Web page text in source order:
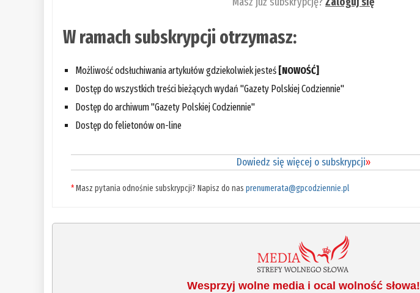
W ramach subskrypcji otrzymasz:
Możliwość odsłuchiwania artykułów gdziekolwiek jesteś [NOWOŚĆ]
Dostęp do wszystkich treści bieżących wydań "Gazety Polskiej Codziennie"
Dostęp do archiwum "Gazety Polskiej Codziennie"
Dostęp do felietonów on-line
Dowiedz się więcej o subskrypcji»
*Masz pytania odnośnie subskrypcji? Napisz do nasprenumerata@gpcodziennie.pl
Wesprzyj wolne media i ocal wolność słowa!